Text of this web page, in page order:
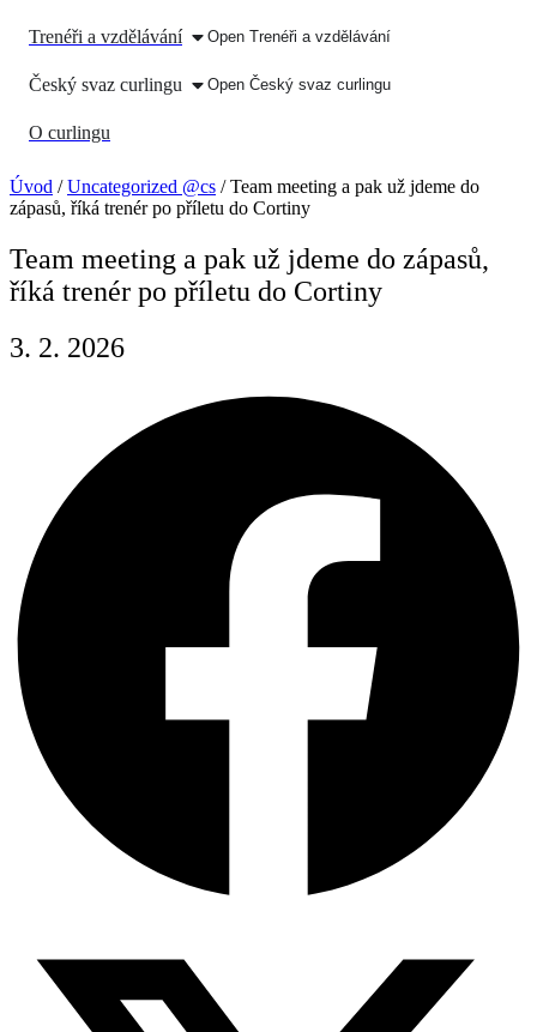
Trenéři a vzdělávání Open Trenéři a vzdělávání
Český svaz curlingu Open Český svaz curlingu
O curlingu
Úvod /Uncategorized @cs /Team meeting a pak už jdeme do
zápasů, říká trenér po příletu do Cortiny
Team meeting a pak už jdeme do zápasů,
říká trenér po příletu do Cortiny
3. 2. 2026